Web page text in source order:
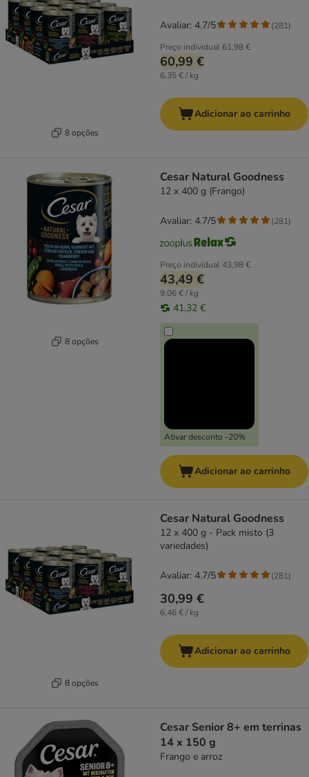
8 opções
Preço individual 61,98 €
60,99 €
6,35 € / kg
Avaliar: 4.7/5 (281)
Adicionar ao carrinho
8 opções
Cesar Natural Goodness
12 x 400 g (Frango)
Preço individual43,98 €
43,49 €
9,06 € / kg
41,32 €
Ativar desconto -20%
Avaliar: 4.7/5 (281)
Adicionar ao carrinho
8 opções
Cesar Natural Goodness
12 x 400 g - Pack misto (3
variedades)
30,99 €
6,46 € / kg
Avaliar: 4.7/5 (281)
Adicionar ao carrinho
Cesar Senior 8+ em terrinas
14 x 150 g
Frango e arroz